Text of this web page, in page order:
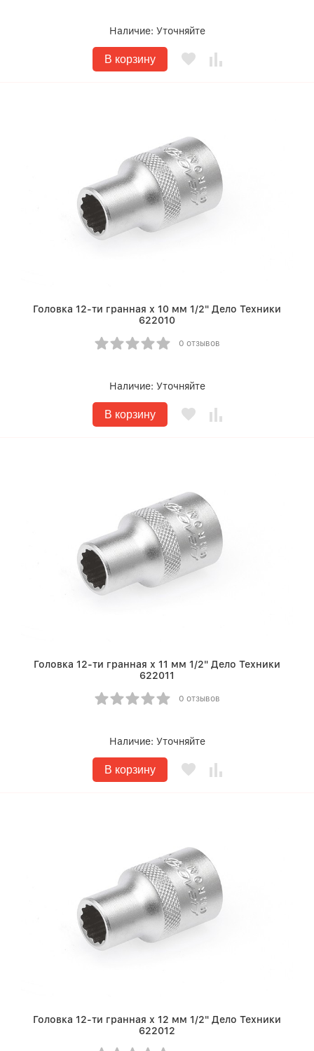
Наличие: Уточняйте
В корзину
Головка 12-ти гранная х 10 мм 1/2" Дело Техники
622010
0 отзывов
Наличие: Уточняйте
В корзину
Головка 12-ти гранная х 11 мм 1/2" Дело Техники
622011
0 отзывов
Наличие: Уточняйте
В корзину
Головка 12-ти гранная х 12 мм 1/2" Дело Техники
622012